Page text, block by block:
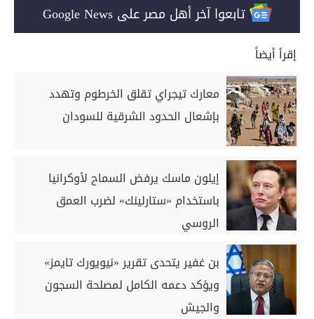
تابعوا آخر أهل مصر على Google News
إقرأ أيضاً
معارك تيجراي تقلق الخرطوم وتهدد
بإشعال الحدود الشرقية للسودان
إيلون ماسك يرفض السماح لأوكرانيا
باستخدام «ستارلينك» لضرب العمق
الروسي
بن غفير يتحدى تقرير «نيويورك تايمز»
ويؤكد دعمه الكامل لمصلحة السجون
والجيش